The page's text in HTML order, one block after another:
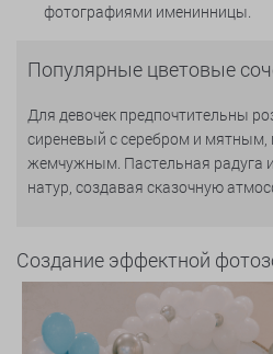
фотографиями именинницы.
Популярные цветовые
Для девочек предпочтительны
сиреневый с серебром и
жемчужным. Пастельная радуга
натур, создавая сказочную
Создание эффектной